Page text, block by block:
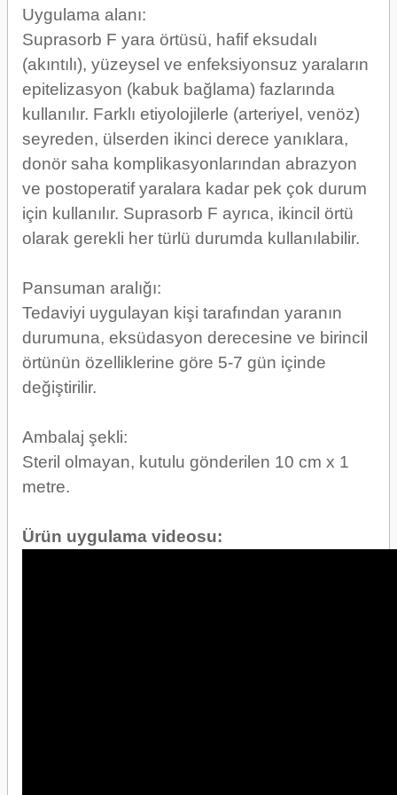
Uygulama alanı:
Suprasorb F yara örtüsü, hafif eksudalı
(akıntılı), yüzeysel ve enfeksiyonsuz yaraların
epitelizasyon (kabuk bağlama) fazlarında
kullanılır. Farklı etiyolojilerle (arteriyel, venöz)
seyreden, ülserden ikinci derece yanıklara,
donör saha komplikasyonlarından abrazyon
ve postoperatif yaralara kadar pek çok durum
için kullanılır. Suprasorb F ayrıca, ikincil örtü
olarak gerekli her türlü durumda kullanılabilir.
Pansuman aralığı:
Tedaviyi uygulayan kişi tarafından yaranın
durumuna, eksüdasyon derecesine ve birincil
örtünün özelliklerine göre 5-7 gün içinde
değiştirilir.
Ambalaj şekli:
Steril olmayan, kutulu gönderilen 10 cm x 1
metre.
Ürün uygulama videosu: